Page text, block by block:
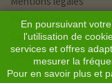
En poursuivant
l'utilisation de
services et offres
mesurer la
Pour en savoir plus et
Plan du site
Conditions générales
Conception BM